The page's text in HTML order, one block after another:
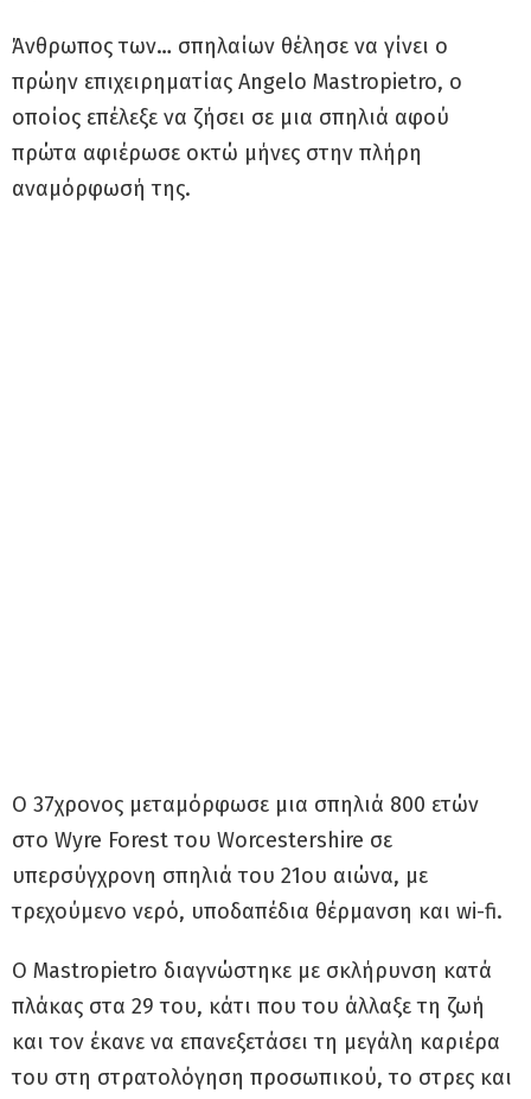
Άνθρωπος των… σπηλαίων θέλησε να γίνει ο
πρώην επιχειρηματίας Angelo Mastropietro, ο
οποίος επέλεξε να ζήσει σε μια σπηλιά αφού
πρώτα αφιέρωσε οκτώ μήνες στην πλήρη
αναμόρφωσή της.
Ο 37χρονος μεταμόρφωσε μια σπηλιά 800 ετών
στο Wyre Forest του Worcestershire σε
υπερσύγχρονη σπηλιά του 21ου αιώνα, με
τρεχούμενο νερό, υποδαπέδια θέρμανση και wi-fi.
Ο Mastropietro διαγνώστηκε με σκλήρυνση κατά
πλάκας στα 29 του, κάτι που του άλλαξε τη ζωή
και τον έκανε να επανεξετάσει τη μεγάλη καριέρα
του στη στρατολόγηση προσωπικού, το στρες και